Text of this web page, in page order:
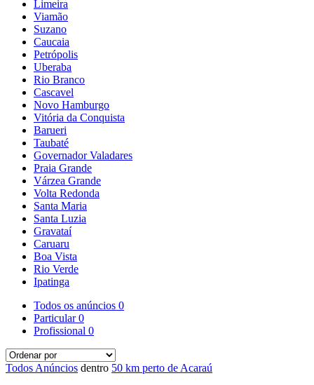
Limeira
Viamão
Suzano
Caucaia
Petrópolis
Uberaba
Rio Branco
Cascavel
Novo Hamburgo
Vitória da Conquista
Barueri
Taubaté
Governador Valadares
Praia Grande
Várzea Grande
Volta Redonda
Santa Maria
Santa Luzia
Gravataí
Caruaru
Boa Vista
Rio Verde
Ipatinga
Todos os anúncios 0
Particular0
Profissional 0
Todos Anúncios dentro 50 km perto de Acaraú